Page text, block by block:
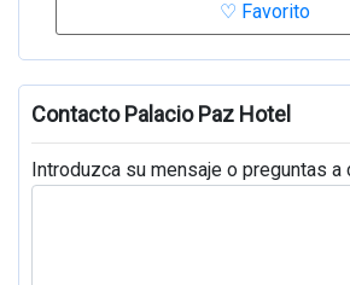
♡ Favorito
Contacto Palacio Paz Hotel
Introduzca su mensaje o preguntas a